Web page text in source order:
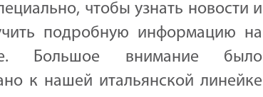
чтобы узнать новости и
подробную информацию на
Большое внимание было
к нашей итальянской линейке